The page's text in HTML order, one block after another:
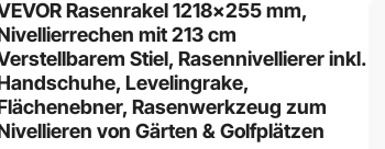
Rasenrakel 1218x255 mm,
mit 213 cm
Stiel, Rasennivellierer inkl.
Levelingrake,
Rasenwerkzeug zum
von Gärten & Golfplätzen